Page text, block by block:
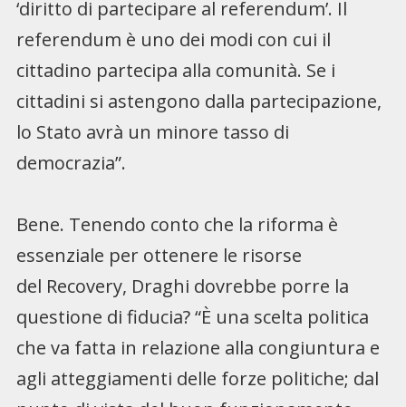
‘diritto di partecipare al referendum’. Il
referendum è uno dei modi con cui il
cittadino partecipa alla comunità. Se i
cittadini si astengono dalla partecipazione,
lo Stato avrà un minore tasso di
democrazia”.
Bene. Tenendo conto che la riforma è
essenziale per ottenere le risorse
del Recovery, Draghi dovrebbe porre la
questione di fiducia? “È una scelta politica
che va fatta in relazione alla congiuntura e
agli atteggiamenti delle forze politiche; dal